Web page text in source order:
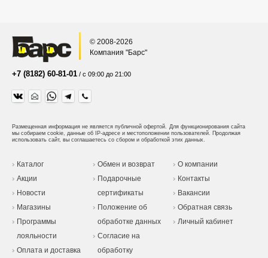
© 2008-2026
Компания "Барс"
+7 (8182) 60-81-01 / с 09:00 до 21:00
Размещенная информация не является публичной офертой. Для функционирования сайта
мы собираем cookie, данные об IP-адресе и местоположении пользователей. Продолжая
использовать сайт, вы соглашаетесь со сбором и обработкой этих данных.
Каталог
Акции
Новости
Магазины
Программы
лояльности
Оплата и доставка
Обмен и возврат
Подарочные
сертификаты
Положение об
обработке данных
Согласие на
обработку
О компании
Контакты
Вакансии
Обратная связь
Личный кабинет